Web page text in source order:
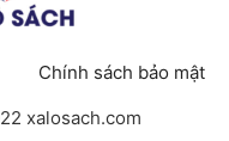
Chính sách bảo mật
xalosach.com